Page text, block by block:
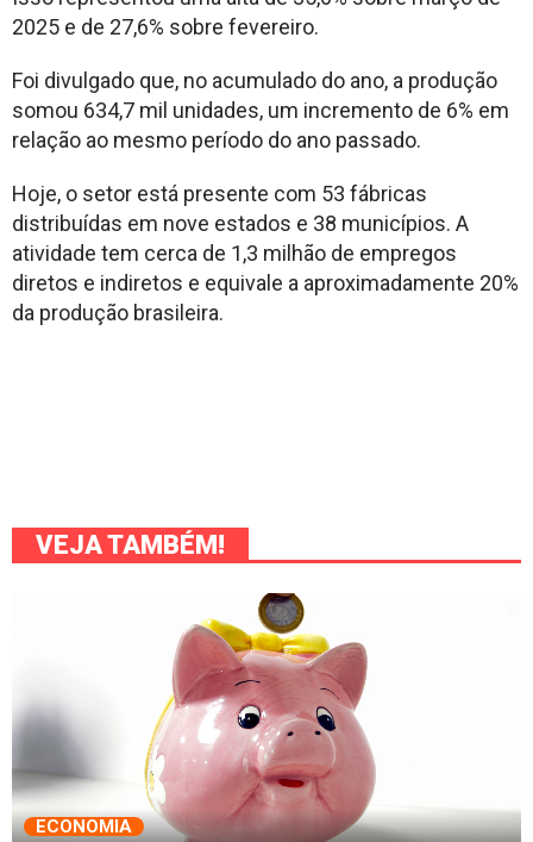
2025 e de 27,6% sobre fevereiro.
Foi divulgado que, no acumulado do ano, a produção
somou 634,7 mil unidades, um incremento de 6% em
relação ao mesmo período do ano passado.
Hoje, o setor está presente com 53 fábricas
distribuídas em nove estados e 38 municípios. A
atividade tem cerca de 1,3 milhão de empregos
diretos e indiretos e equivale a aproximadamente 20%
da produção brasileira.
VEJA TAMBÉM!
ECONOMIA